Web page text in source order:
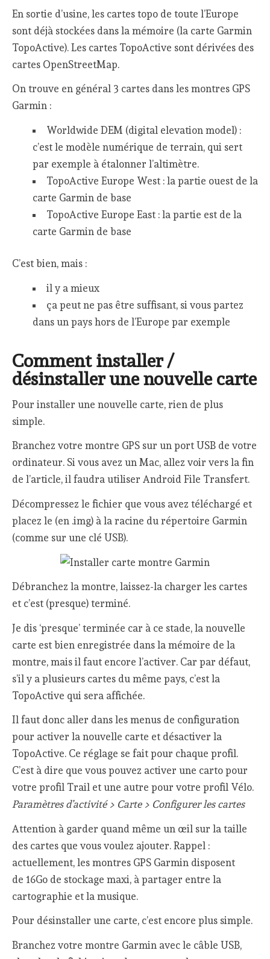
En sortie d’usine, les cartes topo de toute l’Europe
sont déjà stockées dans la mémoire (la carte Garmin
TopoActive). Les cartes TopoActive sont dérivées des
cartes OpenStreetMap.
On trouve en général 3 cartes dans les montres GPS
Garmin :
Worldwide DEM (digital elevation model) :
c’est le modèle numérique de terrain, qui sert
par exemple à étalonner l’altimètre.
TopoActive Europe West : la partie ouest de la
carte Garmin de base
TopoActive Europe East : la partie est de la
carte Garmin de base
C’est bien, mais :
il y a mieux
ça peut ne pas être suffisant, si vous partez
dans un pays hors de l’Europe par exemple
Comment installer /
désinstaller une nouvelle carte
Pour installer une nouvelle carte, rien de plus
simple.
Branchez votre montre GPS sur un port USB de votre
ordinateur. Si vous avez un Mac, allez voir vers la fin
de l’article, il faudra utiliser Android File Transfert.
Décompressez le fichier que vous avez téléchargé et
placez le (en .img) à la racine du répertoire Garmin
(comme sur une clé USB).
Débranchez la montre, laissez-la charger les cartes
et c’est (presque) terminé.
Je dis ‘presque’ terminée car à ce stade, la nouvelle
carte est bien enregistrée dans la mémoire de la
montre, mais il faut encore l’activer. Car par défaut,
s’il y a plusieurs cartes du même pays, c’est la
TopoActive qui sera affichée.
Il faut donc aller dans les menus de configuration
pour activer la nouvelle carte et désactiver la
TopoActive. Ce réglage se fait pour chaque profil.
C’est à dire que vous pouvez activer une carto pour
votre profil Trail et une autre pour votre profil Vélo.
Paramètres d’activité > Carte > Configurer les cartes
Attention à garder quand même un œil sur la taille
des cartes que vous voulez ajouter. Rappel :
actuellement, les montres GPS Garmin disposent
de 16Go de stockage maxi, à partager entre la
cartographie et la musique.
Pour désinstaller une carte, c’est encore plus simple.
Branchez votre montre Garmin avec le câble USB,